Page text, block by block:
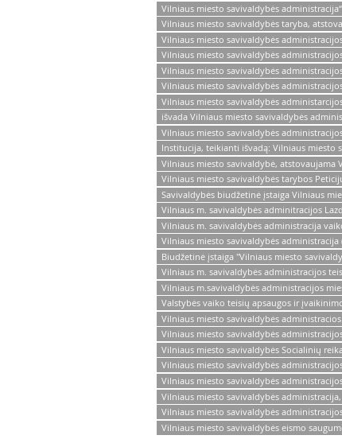
Vilniaus miesto savivaldybės
Vilniaus miesto savivaldybės taryba,
Vilniaus miesto savivaldybės
Vilniaus miesto savivaldybės
Vilniaus miesto savivaldybės
Vilniaus miesto savivaldybės
Vilniaus miesto savivaldybės
išvada Vilniaus miesto savivaldybės
Vilniaus miesto savivaldybės
Institucija, teikianti išvadą: Vilniaus miesto
Vilniaus miesto savivaldybė, atstovaujama
Vilniaus miesto savivaldybės tarybos
Savivaldybės biudžetinė įstaiga Vilniaus
Vilniaus m. savivaldybės adminitracijos
Vilniaus m. savivaldybės administracija
Vilniaus miesto savivaldybės administracija
Biudžetinė įstaiga "Vilniaus miesto
Vilniaus m. savivaldybės administracijos
Vilniaus m.savivaldybės administracijos
Valstybės vaiko teisių apsaugos ir
Vilniaus miesto savivaldybės
Vilniaus miesto savivaldybės
Vilniaus miesto savivaldybės Socialinių
Vilniaus miesto savivaldybės
Vilniaus miesto savivaldybės
Vilniaus miesto savivaldybės
Vilniaus miesto savivaldybės
Vilniaus miesto savivaldybės eismo